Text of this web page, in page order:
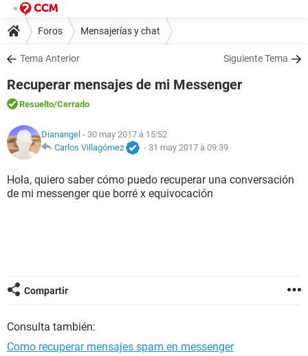
Foros Mensajerías y chat
Tema Anterior Siguiente Tema
Recuperar mensajes de mi Messenger
Resuelto/Cerrado
Dianangel - 30 may 2017 à 15:52
Carlos Villagómez
- 31 may 2017 à 09:39
Hola, quiero saber cómo puedo recuperar una conversación
de mi messenger que borré x equivocación
Compartir
Consulta también:
Como recuperar mensajes spam en messenger